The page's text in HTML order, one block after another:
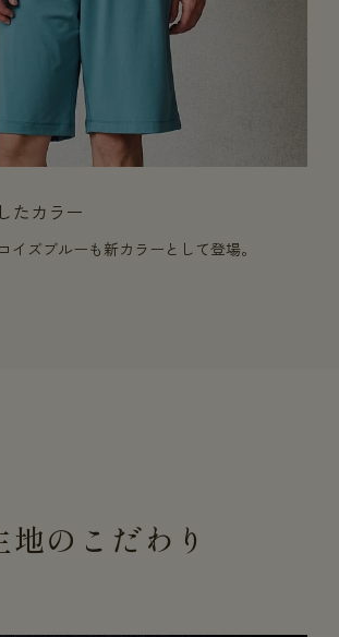
たカラー
イズブルーも新カラーとして登場。
地のこだわり